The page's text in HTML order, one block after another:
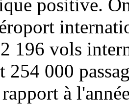
positive.
196 vols
254 000
à